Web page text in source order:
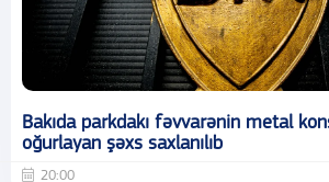
Bakıda parkdakı fəvvarənin metal
oğurlayan şəxs saxlanılıb
20:00